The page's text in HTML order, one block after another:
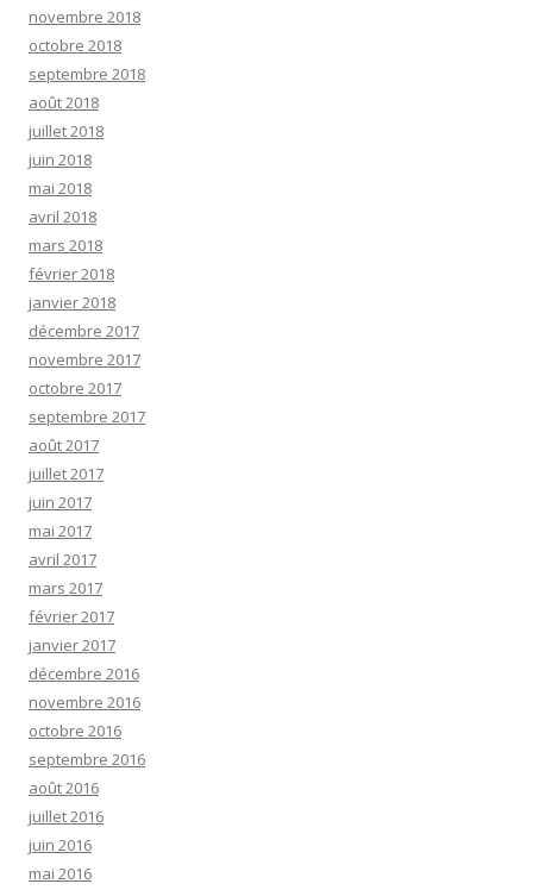
novembre 2018
octobre 2018
septembre 2018
août 2018
juillet 2018
juin 2018
mai 2018
avril 2018
mars 2018
février 2018
janvier 2018
décembre 2017
novembre 2017
octobre 2017
septembre 2017
août 2017
juillet 2017
juin 2017
mai 2017
avril 2017
mars 2017
février 2017
janvier 2017
décembre 2016
novembre 2016
octobre 2016
septembre 2016
août 2016
juillet 2016
juin 2016
mai 2016